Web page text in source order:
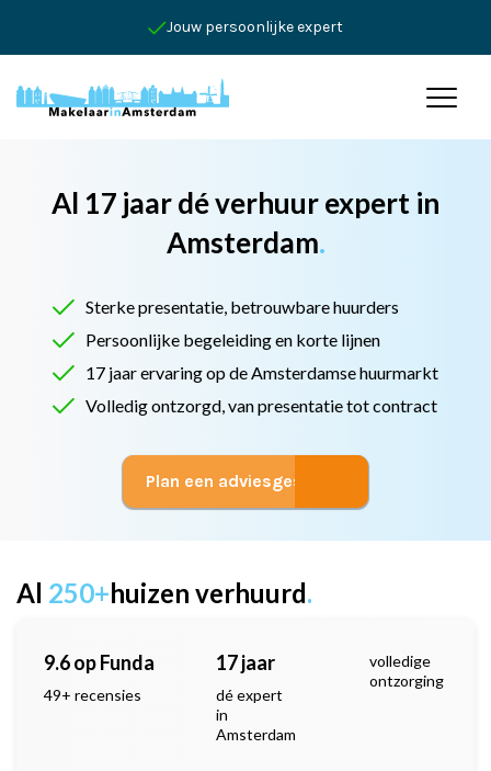
Jouw persoonlijke expert
Al 17 jaar dé verhuur expert in
Amsterdam.
Sterke presentatie, betrouwbare huurders
Persoonlijke begeleiding en korte lijnen
17 jaar ervaring op de Amsterdamse huurmarkt
Volledig ontzorgd, van presentatie tot contract
Plan een adviesgesprek
Al 250+huizen verhuurd.
9.6 op Funda
49+ recensies
17 jaar
dé expert
in
Amsterdam
volledige
ontzorging